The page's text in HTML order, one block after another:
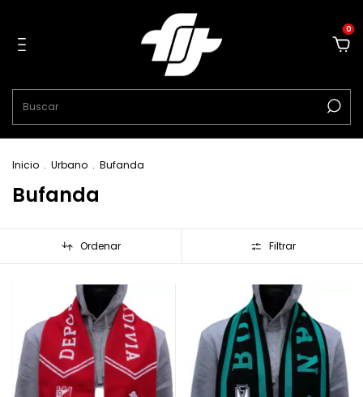
0
Inicio . Urbano . Bufanda
Bufanda
Ordenar Filtrar